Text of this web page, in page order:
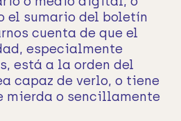
el sumario del boletín
cuenta de que el
especialmente
está a la orden del
capaz de verlo, o tiene
mierda o sencillamente